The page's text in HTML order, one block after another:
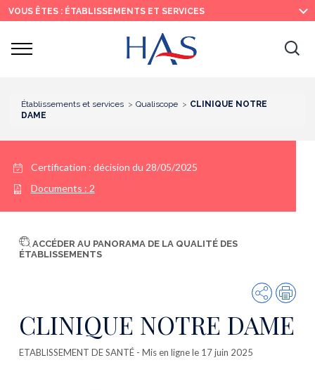
Recherche
Menu
principal
Contenu
principal
VOUS ÊTES : ÉTABLISSEMENTS ET SERVICES
Ouvrir
Établissements et services Qualiscope
CLINIQUE NOTRE
DAME
Certification : décision du 28/05/2025
Documents : 2
ACCÉDER AU PANORAMA DE LA QUALITÉ DES
ÉTABLISSEMENTS
Partager
CLINIQUE NOTRE DAME
ETABLISSEMENT DE SANTÉ - Mis en ligne le 17 juin 2025